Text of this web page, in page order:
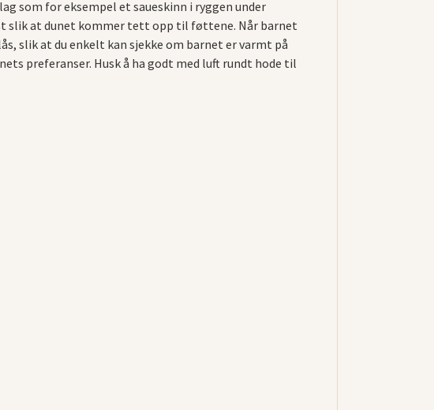
som for eksempel et saueskinn i ryggen under
slik at dunet kommer tett opp til føttene. Når barnet
slik at du enkelt kan sjekke om barnet er varmt på
preferanser. Husk å ha godt med luft rundt hode til